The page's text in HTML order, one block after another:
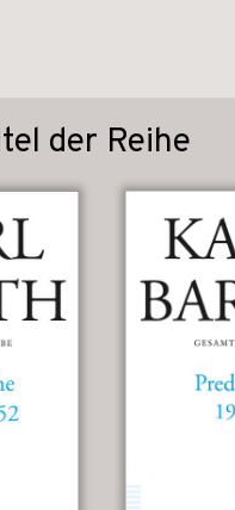
der Reihe